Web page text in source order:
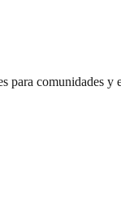
para comunidades y